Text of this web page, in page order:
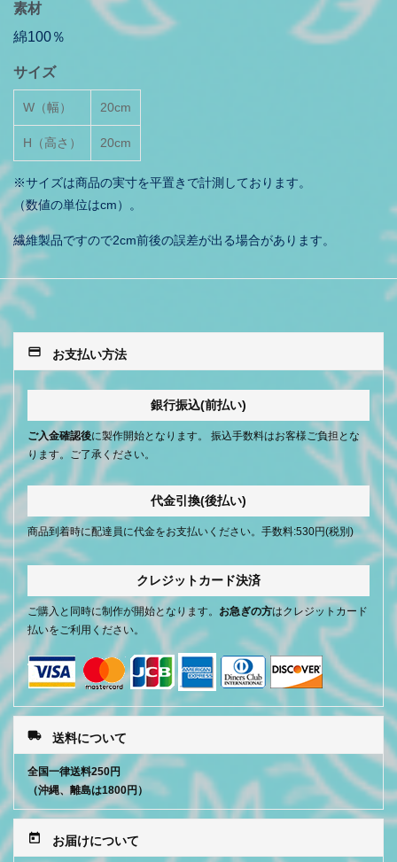
素材
綿100％
サイズ
W（幅） 20cm
H（高さ） 20cm
※サイズは商品の実寸を平置きで計測しております。
（数値の単位はcm）。
繊維製品ですので2cm前後の誤差が出る場合があります。
payment お支払い方法
銀行振込(前払い)
ご入金確認後に製作開始となります。 振込手数料はお客様ご負担とな
ります。ご了承ください。
代金引換(後払い)
商品到着時に配達員に代金をお支払いください。手数料:530円(税別)
クレジットカード決済
ご購入と同時に制作が開始となります。 お急ぎの方はクレジットカード
払いをご利用ください。
local_shipping 送料について
全国一律送料250円
（沖縄、離島は1800円）
today お届けについて